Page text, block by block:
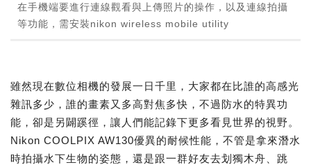
在手機端要進行連線觀看與上傳照片的操作，以及連線拍攝
等功能，需安裝nikon wireless mobile utility
雖然現在數位相機的發展一日千里，大家都在比誰的高感光
雜訊多少，誰的畫素又多高對焦多快，不過防水的特異功
能，卻是另闢蹊徑，讓人們能記錄下更多看見世界的視野。
Nikon COOLPIX AW130優異的耐候性能，不管是拿來潛水
時拍攝水下生物的姿態，還是跟一群好友去划獨木舟、跳